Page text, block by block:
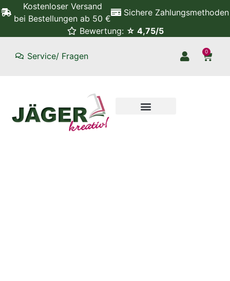
Kostenloser Versand
bei Bestellungen ab 50 €
Sichere Zahlungsmethoden
Bewertung: ☆ 4,75/5
Service/ Fragen 0